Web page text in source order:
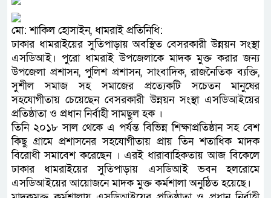
মো: শাকিল হোসাইন, ধামরাই প্রতিনিধি:
ঢাকার ধামরাইয়ের সুতিপাড়ায় অবস্থিত বেসরকারী উন্নয়ন সংস্থা
এসডিআই। পুরো ধামরাই উপজেলাকে মাদক মুক্ত করার জন্য
উপজেলা প্রশাসন, পুলিশ প্রশাসন, সাংবাদিক, রাজনৈতিক ব্যক্তি,
সুশীল সমাজ সহ সমাজের প্রত্যেকটি সচেতন মানুষের
সহযোগীতায় চেয়েছেন বেসরকারী উন্নয়ন সংস্থা এসডিআইয়ের
প্রতিষ্ঠাতা ও প্রধান নির্বাহী সামছুল হক ।
তিনি ২০১৮ সাল থেকে এ পর্যন্ত বিভিন্ন শিক্ষাপ্রতিষ্ঠান সহ বেশ
কিছু গ্রামে প্রশাসনের সহযোগীতায় প্রায় তিন শতাধিক মাদক
বিরোধী সমাবেশ করেছেন । এরই ধারাবাহিকতায় আজ বিকেলে
ঢাকার ধামরাইয়ের সুতিপাড়ায় এসডিআই ভবন হলরোমে
এসডিআইয়ের আয়োজনে মাদক মুক্ত কর্মশালা অনুষ্ঠিত হয়েছে।